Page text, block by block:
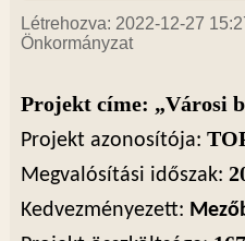
Létrehozva: 2022-12-27
Önkormányzat
Projekt címe: „Városi
Projekt azonosítója:
Megvalósítási időszak:
Kedvezményezett: